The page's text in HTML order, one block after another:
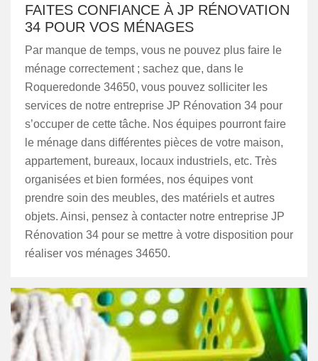
FAITES CONFIANCE À JP RÉNOVATION
34 POUR VOS MÉNAGES
Par manque de temps, vous ne pouvez plus faire le
ménage correctement ; sachez que, dans le
Roqueredonde 34650, vous pouvez solliciter les
services de notre entreprise JP Rénovation 34 pour
s’occuper de cette tâche. Nos équipes pourront faire
le ménage dans différentes pièces de votre maison,
appartement, bureaux, locaux industriels, etc. Très
organisées et bien formées, nos équipes vont
prendre soin des meubles, des matériels et autres
objets. Ainsi, pensez à contacter notre entreprise JP
Rénovation 34 pour se mettre à votre disposition pour
réaliser vos ménages 34650.